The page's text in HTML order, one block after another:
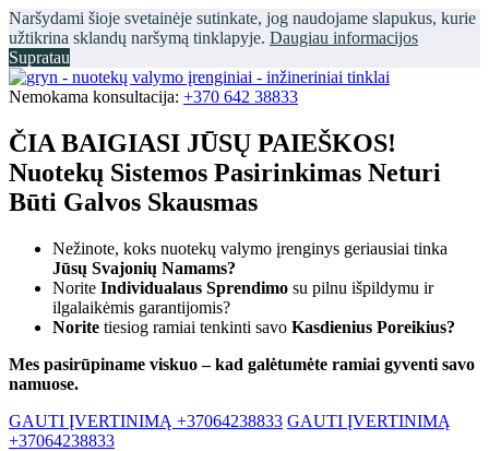
Naršydami šioje svetainėje sutinkate, jog naudojame slapukus, kurie
užtikrina sklandų naršymą tinklapyje. Daugiau informacijos
Supratau
Nemokama konsultacija: +370 642 38833
ČIA BAIGIASI JŪSŲ PAIEŠKOS!
Nuotekų Sistemos Pasirinkimas Neturi
Būti Galvos Skausmas
Nežinote, koks nuotekų valymo įrenginys geriausiai tinka
Jūsų Svajonių Namams?
Norite Individualaus Sprendimo su pilnu išpildymu ir
ilgalaikėmis garantijomis?
Norite tiesiog ramiai tenkinti savo Kasdienius Poreikius?
Mes pasirūpiname viskuo – kad galėtumėte ramiai gyventi savo
namuose.
GAUTI ĮVERTINIMĄ +37064238833 GAUTI ĮVERTINIMĄ
+37064238833